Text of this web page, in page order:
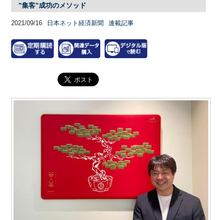
”集客”成功のメソッド
2021/09/16 日本ネット経済新聞 連載記事